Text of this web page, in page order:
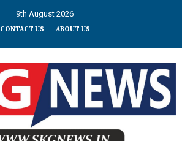
9th August 2026
CONTACT US ABOUT US